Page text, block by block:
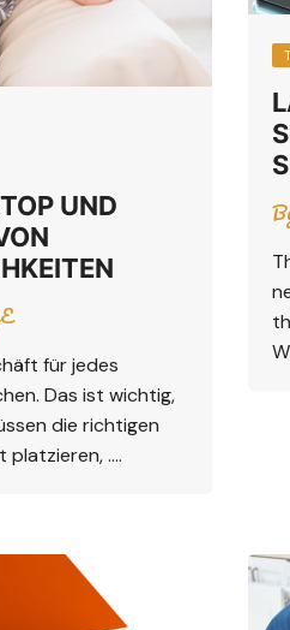
UND
für jedes
Das ist wichtig,
die richtigen
platzieren, ….